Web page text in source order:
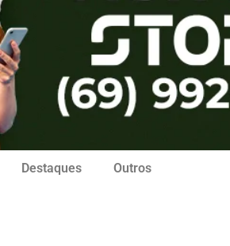
Destaques Outros